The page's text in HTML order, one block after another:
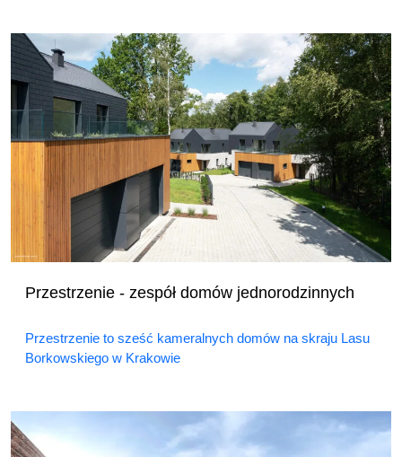
Przestrzenie - zespół domów jednorodzinnych
Przestrzenie to sześć kameralnych domów na skraju Lasu
Borkowskiego w Krakowie